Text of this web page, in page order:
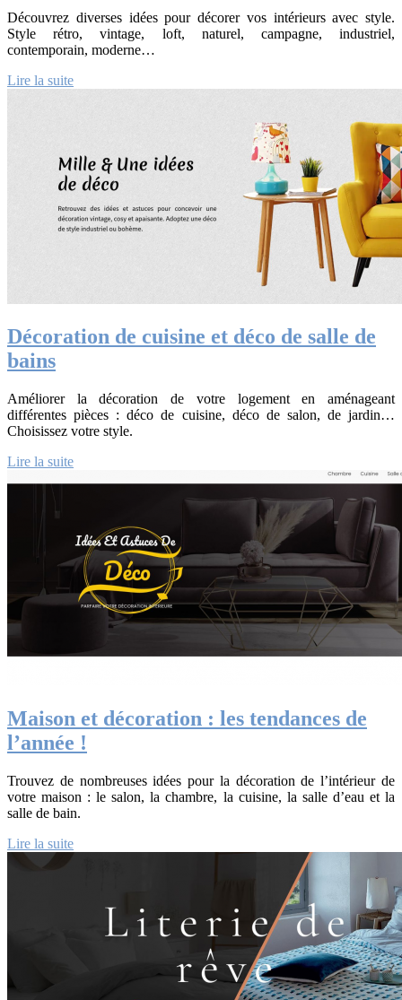
Découvrez diverses idées pour décorer vos intérieurs avec style.
Style rétro, vintage, loft, naturel, campagne, industriel,
contemporain, moderne…
Lire la suite
Décoration de cuisine et déco de salle de
bains
Améliorer la décoration de votre logement en aménageant
différentes pièces : déco de cuisine, déco de salon, de jardin…
Choisissez votre style.
Lire la suite
Maison et décoration : les tendances de
l’année !
Trouvez de nombreuses idées pour la décoration de l’intérieur de
votre maison : le salon, la chambre, la cuisine, la salle d’eau et la
salle de bain.
Lire la suite